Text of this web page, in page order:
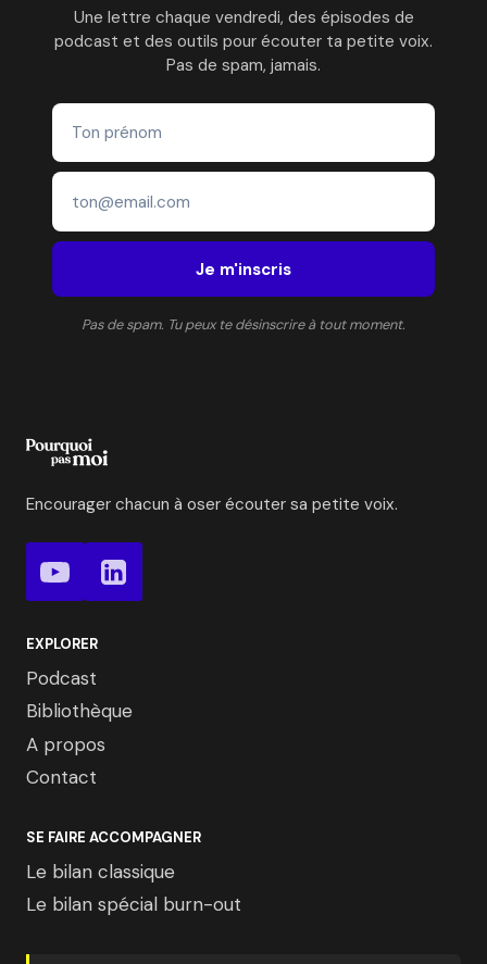
Une lettre chaque vendredi, des épisodes de
podcast et des outils pour écouter ta petite voix.
Pas de spam, jamais.
Je m'inscris
Pas de spam. Tu peux te désinscrire à tout moment.
Encourager chacun à oser écouter sa petite voix.
EXPLORER
Podcast
Bibliothèque
A propos
Contact
SE FAIRE ACCOMPAGNER
Le bilan classique
Le bilan spécial burn-out